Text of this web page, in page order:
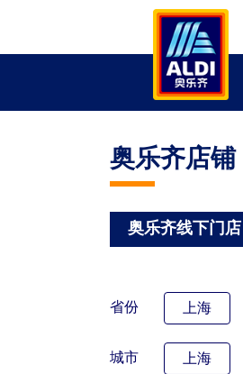
奥乐齐店铺
奥乐齐线下门店
省份 上海
城市 上海